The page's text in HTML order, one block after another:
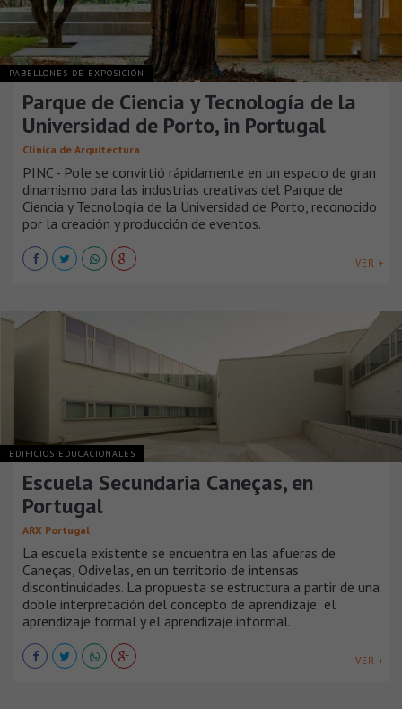
PABELLONES DE EXPOSICIÓN
Parque de Ciencia y Tecnología de la
Universidad de Porto, in Portugal
Clínica de Arquitectura
PINC - Pole se convirtió rápidamente en un espacio de gran
dinamismo para las industrias creativas del Parque de
Ciencia y Tecnología de la Universidad de Porto, reconocido
por la creación y producción de eventos.
VER +
EDIFICIOS EDUCACIONALES
Escuela Secundaria Caneças, en
Portugal
ARX Portugal
La escuela existente se encuentra en las afueras de
Caneças, Odivelas, en un territorio de intensas
discontinuidades. La propuesta se estructura a partir de una
doble interpretación del concepto de aprendizaje: el
aprendizaje formal y el aprendizaje informal.
VER +